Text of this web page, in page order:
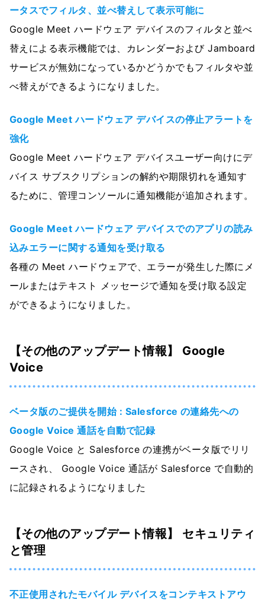
ータスでフィルタ、並べ替えして表示可能に
Google Meet ハードウェア デバイスのフィルタと並べ
替えによる表示機能では、カレンダーおよび Jamboard
サービスが無効になっているかどうかでもフィルタや並
べ替えができるようになりました。
Google Meet ハードウェア デバイスの停止アラートを
強化
Google Meet ハードウェア デバイスユーザー向けにデ
バイス サブスクリプションの解約や期限切れを通知す
るために、管理コンソールに通知機能が追加されます。
Google Meet ハードウェア デバイスでのアプリの読み
込みエラーに関する通知を受け取る
各種の Meet ハードウェアで、エラーが発生した際にメ
ールまたはテキスト メッセージで通知を受け取る設定
ができるようになりました。
【その他のアップデート情報】 Google
Voice
ベータ版のご提供を開始 : Salesforce の連絡先への
Google Voice 通話を自動で記録
Google Voice と Salesforce の連携がベータ版でリリ
ースされ、 Google Voice 通話が Salesforce で自動的
に記録されるようになりました
【その他のアップデート情報】 セキュリティ
と管理
不正使用されたモバイル デバイスをコンテキストアウ